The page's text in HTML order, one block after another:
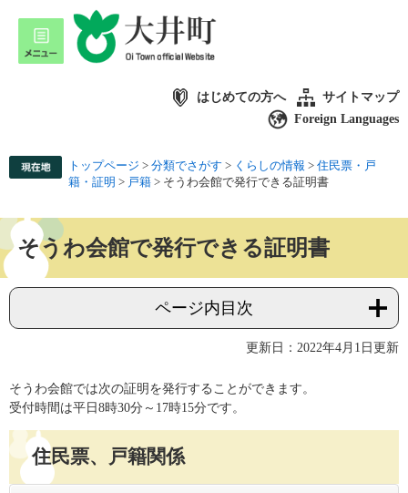
はじめての方へ
サイトマップ
Foreign Languages
トップページ > 分類でさがす > くらしの情報 > 住民票・戸
籍・証明 > 戸籍 > そうわ会館で発行できる証明書
そうわ会館で発行できる証明書
ページ内目次
更新日：2022年4月1日更新
そうわ会館では次の証明を発行することができます。
受付時間は平日8時30分～17時15分です。
住民票、戸籍関係